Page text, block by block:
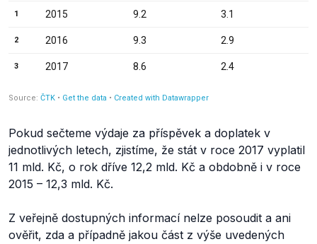
Pokud sečteme výdaje za příspěvek a doplatek v
jednotlivých letech, zjistíme, že stát v roce 2017 vyplatil
11 mld. Kč, o rok dříve 12,2 mld. Kč a obdobně i v roce
2015 – 12,3 mld. Kč.
Z veřejně dostupných informací nelze posoudit a ani
ověřit, zda a případně jakou část z výše uvedených